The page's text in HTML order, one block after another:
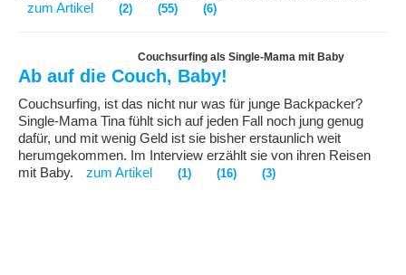
zum Artikel
(2) (55) (6)
Couchsurfing als Single-Mama mit Baby
Ab auf die Couch, Baby!
Couchsurfing, ist das nicht nur was für junge Backpacker?
Single-Mama Tina fühlt sich auf jeden Fall noch jung genug
dafür, und mit wenig Geld ist sie bisher erstaunlich weit
herumgekommen. Im Interview erzählt sie von ihren Reisen
mit Baby.
zum Artikel (1) (16) (3)